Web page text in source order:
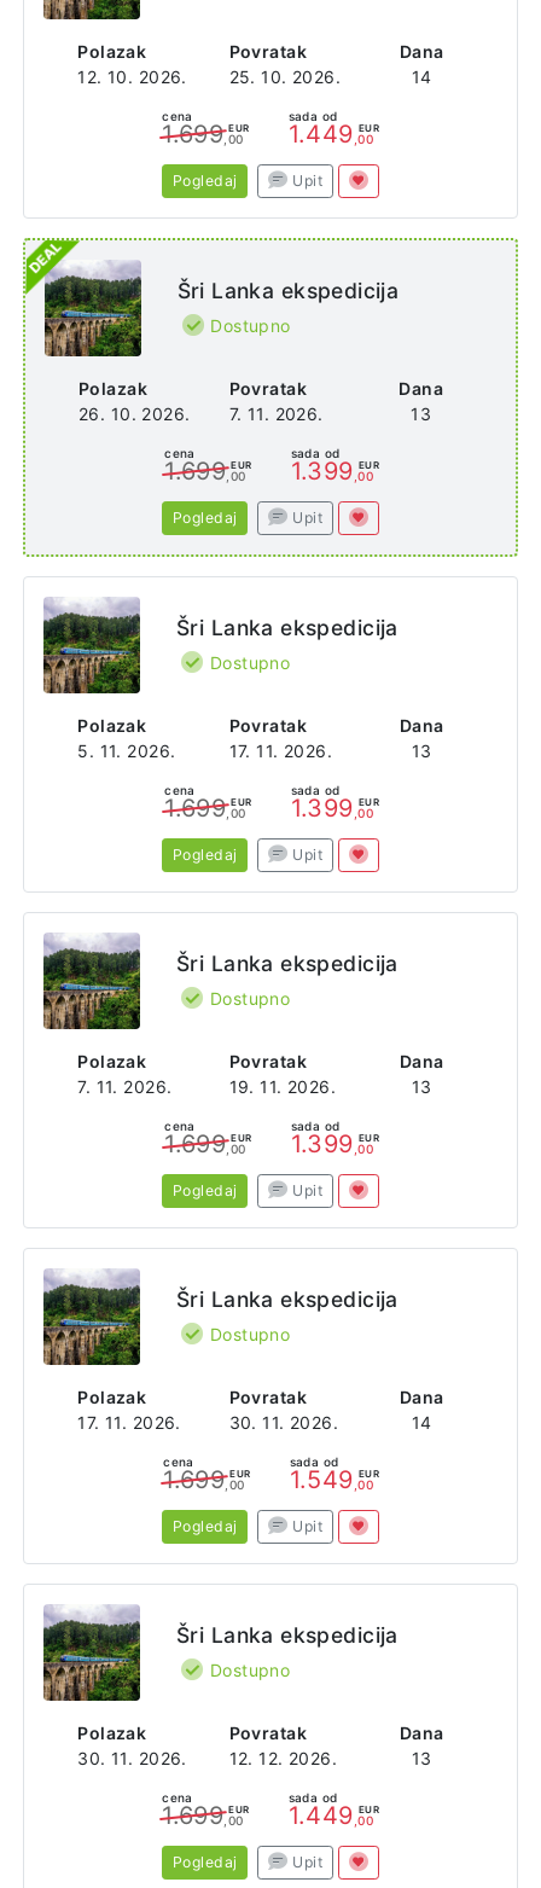
Polazak
12. 10. 2026.
Povratak
25. 10. 2026.
Dana
14
cena
1.699 EUR
,00
sada od
1.449 EUR
,00
Pogledaj Upit
Polazak
26. 10. 2026.
Povratak
7. 11. 2026.
Dana
13
Šri Lanka ekspedicija
Dostupno
cena
1.699 EUR
,00
sada od
1.399 EUR
,00
Pogledaj Upit
Polazak
5. 11. 2026.
Povratak
17. 11. 2026.
Dana
13
Šri Lanka ekspedicija
Dostupno
cena
1.699 EUR
,00
sada od
1.399 EUR
,00
Pogledaj Upit
Polazak
7. 11. 2026.
Povratak
19. 11. 2026.
Dana
13
Šri Lanka ekspedicija
Dostupno
cena
1.699 EUR
,00
sada od
1.399 EUR
,00
Pogledaj Upit
Polazak
17. 11. 2026.
Povratak
30. 11. 2026.
Dana
14
Šri Lanka ekspedicija
Dostupno
cena
1.699 EUR
,00
sada od
1.549 EUR
,00
Pogledaj Upit
Polazak
30. 11. 2026.
Povratak
12. 12. 2026.
Dana
13
Šri Lanka ekspedicija
Dostupno
cena
1.699 EUR
,00
sada od
1.449 EUR
,00
Pogledaj Upit